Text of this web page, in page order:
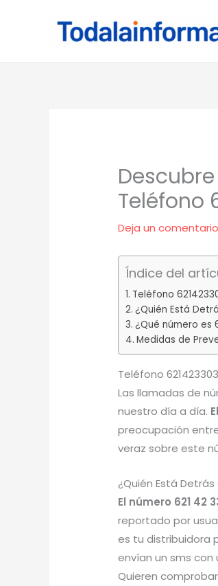
Teléfono
Deja un comentario
Índice del
Teléfono
¿Quién Está
¿Qué número es
Medidas de
Teléfono 621423303
Las llamadas de
nuestro día a día.
preocupación
veraz sobre este
¿Quién Está Detrás
El número 621 42
reportado por
es tu distribuidora
envían un sms
Quieren